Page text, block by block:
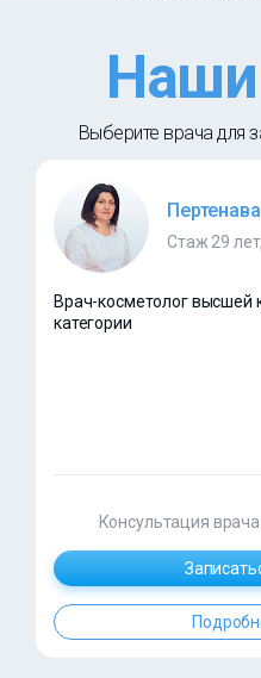
Наши
Выберите врача для
Стаж 29 лет,
Врач-косметолог высшей
категории
Консультация